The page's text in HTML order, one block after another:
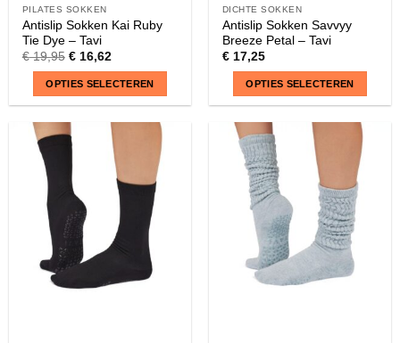
PILATES SOKKEN
Antislip Sokken Kai Ruby
Tie Dye – Tavi
€19,95 €16,62
OPTIES SELECTEREN
product
heeft
meerdere
variaties.
Deze
optie
gekozen
worden
DICHTE SOKKEN
Antislip Sokken Savvyy
Breeze Petal – Tavi
€17,25
OPTIES SELECTEREN
product
heeft
meerdere
variaties.
Deze
gekozen
worden